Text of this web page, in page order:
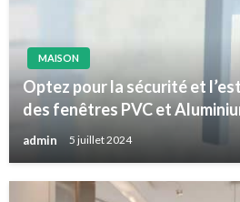
MAISON
Optez pour la sécurité et
des fenêtres PVC et
admin 5 juillet 2024